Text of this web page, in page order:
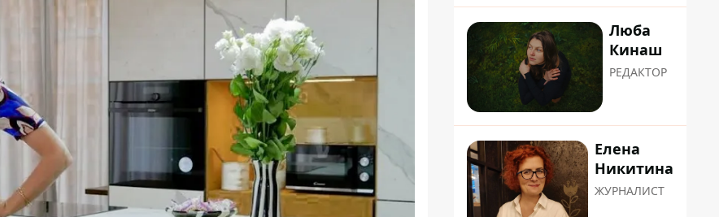
Люба
Кинаш
РЕДАКТОР
Елена
Никитина
ЖУРНАЛИСТ